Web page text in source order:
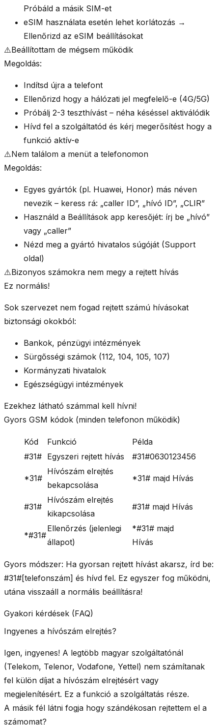
Próbáld a másik SIM-et
eSIM használata esetén lehet korlátozás →
Ellenőrizd az eSIM beállításokat
⚠️Beállítottam de mégsem működik
Megoldás:
Indítsd újra a telefont
Ellenőrizd hogy a hálózati jel megfelelő-e (4G/5G)
Próbálj 2-3 teszthívást – néha késéssel aktiválódik
Hívd fel a szolgáltatód és kérj megerősítést hogy a
funkció aktív-e
⚠️Nem találom a menüt a telefonomon
Megoldás:
Egyes gyártók (pl. Huawei, Honor) más néven
nevezik – keress rá: „caller ID”, „hívó ID”, „CLIR”
Használd a Beállítások app keresőjét: írj be „hívó”
vagy „caller”
Nézd meg a gyártó hivatalos súgóját (Support
oldal)
⚠️Bizonyos számokra nem megy a rejtett hívás
Ez normális!
Sok szervezet nem fogad rejtett számú hívásokat
biztonsági okokból:
Bankok, pénzügyi intézmények
Sürgősségi számok (112, 104, 105, 107)
Kormányzati hivatalok
Egészségügyi intézmények
Ezekhez látható számmal kell hívni!
Gyors GSM kódok (minden telefonon működik)
Kód Funkció
Példa
#31# Egyszeri rejtett hívás #31#0630123456
*31#
Hívószám elrejtés
bekapcsolása
*31# majd Hívás
#31#
Hívószám elrejtés
kikapcsolása
#31# majd Hívás
*#31#
Ellenőrzés (jelenlegi
állapot)
*#31# majd
Hívás
Gyors módszer: Ha gyorsan rejtett hívást akarsz, írd be:
#31#[telefonszám] és hívd fel. Ez egyszer fog működni,
utána visszaáll a normális beállításra!
Gyakori kérdések (FAQ)
Ingyenes a hívószám elrejtés?
Igen, ingyenes! A legtöbb magyar szolgáltatónál
(Telekom, Telenor, Vodafone, Yettel) nem számítanak
fel külön díjat a hívószám elrejtésért vagy
megjelenítésért. Ez a funkció a szolgáltatás része.
A másik fél látni fogja hogy szándékosan rejtettem el a
számomat?